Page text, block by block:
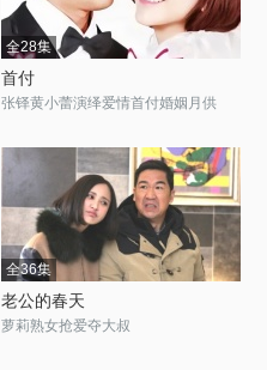
全28集
首付
张铎黄小蕾演绎爱情首付婚姻月供
全36集
老公的春天
萝莉熟女抢爱夺大叔